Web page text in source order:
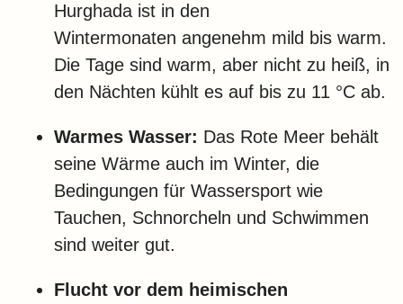
Hurghada ist in den
Wintermonaten angenehm mild bis warm.
Die Tage sind warm, aber nicht zu heiß, in
den Nächten kühlt es auf bis zu 11 °C ab.
Warmes Wasser: Das Rote Meer behält
seine Wärme auch im Winter, die
Bedingungen für Wassersport wie
Tauchen, Schnorcheln und Schwimmen
sind weiter gut.
Flucht vor dem heimischen